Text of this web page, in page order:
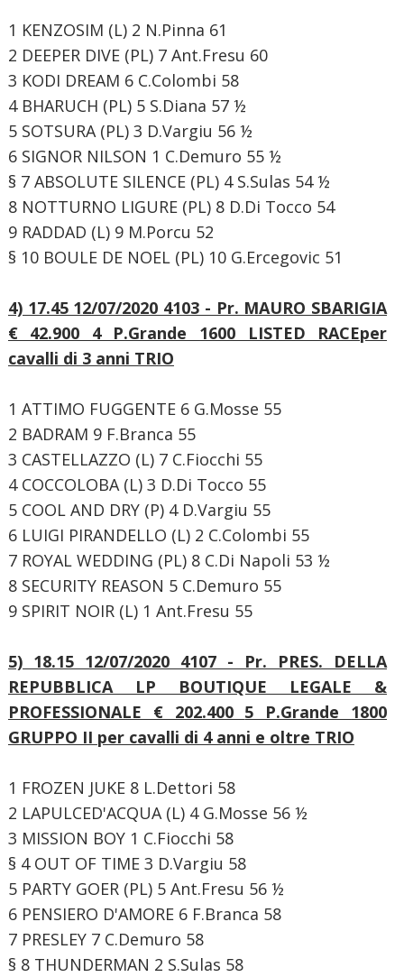
1 KENZOSIM (L) 2 N.Pinna 61
2 DEEPER DIVE (PL) 7 Ant.Fresu 60
3 KODI DREAM 6 C.Colombi 58
4 BHARUCH (PL) 5 S.Diana 57 ½
5 SOTSURA (PL) 3 D.Vargiu 56 ½
6 SIGNOR NILSON 1 C.Demuro 55 ½
§ 7 ABSOLUTE SILENCE (PL) 4 S.Sulas 54 ½
8 NOTTURNO LIGURE (PL) 8 D.Di Tocco 54
9 RADDAD (L) 9 M.Porcu 52
§ 10 BOULE DE NOEL (PL) 10 G.Ercegovic 51
4) 17.45 12/07/2020 4103 - Pr. MAURO SBARIGIA
€ 42.900 4 P.Grande 1600 LISTED RACEper
cavalli di 3 anni TRIO
1 ATTIMO FUGGENTE 6 G.Mosse 55
2 BADRAM 9 F.Branca 55
3 CASTELLAZZO (L) 7 C.Fiocchi 55
4 COCCOLOBA (L) 3 D.Di Tocco 55
5 COOL AND DRY (P) 4 D.Vargiu 55
6 LUIGI PIRANDELLO (L) 2 C.Colombi 55
7 ROYAL WEDDING (PL) 8 C.Di Napoli 53 ½
8 SECURITY REASON 5 C.Demuro 55
9 SPIRIT NOIR (L) 1 Ant.Fresu 55
5) 18.15 12/07/2020 4107 - Pr. PRES. DELLA
REPUBBLICA LP BOUTIQUE LEGALE &
PROFESSIONALE € 202.400 5 P.Grande 1800
GRUPPO II per cavalli di 4 anni e oltre TRIO
1 FROZEN JUKE 8 L.Dettori 58
2 LAPULCED'ACQUA (L) 4 G.Mosse 56 ½
3 MISSION BOY 1 C.Fiocchi 58
§ 4 OUT OF TIME 3 D.Vargiu 58
5 PARTY GOER (PL) 5 Ant.Fresu 56 ½
6 PENSIERO D'AMORE 6 F.Branca 58
7 PRESLEY 7 C.Demuro 58
§ 8 THUNDERMAN 2 S.Sulas 58